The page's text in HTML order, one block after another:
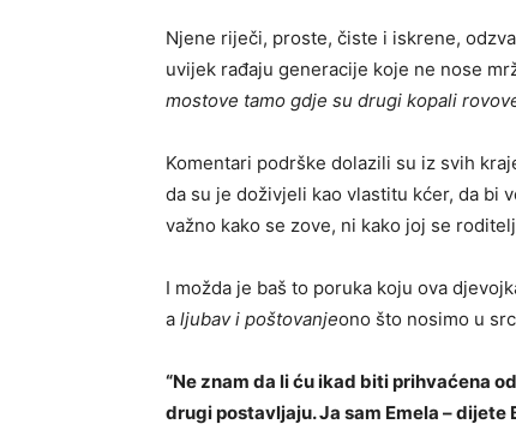
Njene riječi, proste, čiste i iskrene,
uvijek rađaju generacije koje ne nose
mostove tamo gdje su drugi kopali
Komentari podrške dolazili su iz svih
da su je doživjeli kao vlastitu kćer, da bi
važno kako se zove, ni kako joj se
I možda je baš to poruka koju ova
a ljubav i poštovanjeono što nosimo u
“Ne znam da li ću ikad biti prihvaćena
drugi postavljaju. Ja sam Emela – dijete